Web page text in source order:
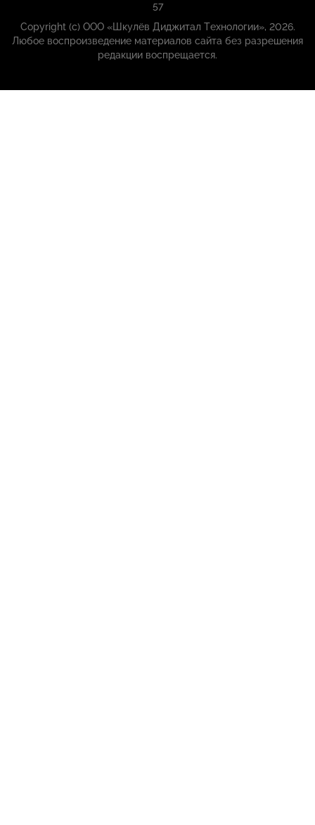
57
Copyright (с) ООО «Шкулёв Диджитал Технологии», 2026.
Любое воспроизведение материалов сайта без разрешения
редакции воспрещается.